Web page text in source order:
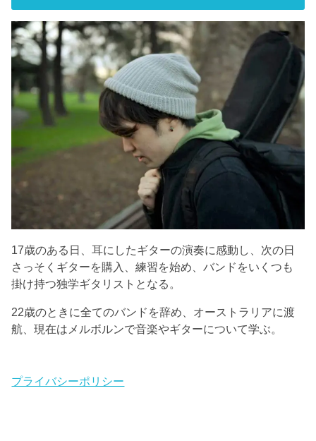
17歳のある日、耳にしたギターの演奏に感動し、次の日
さっそくギターを購入、練習を始め、バンドをいくつも
掛け持つ独学ギタリストとなる。
22歳のときに全てのバンドを辞め、オーストラリアに渡
航、現在はメルボルンで音楽やギターについて学ぶ。
プライバシーポリシー